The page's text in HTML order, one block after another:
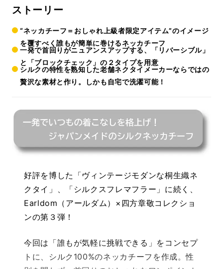
ストーリー
“ネッカチーフ＝おしゃれ上級者限定アイテム”のイメージ
を覆すべく誰もが簡単に巻けるネッカチーフ
一発で首回りがニュアンスアップする、「リバーシブル」
と「ブロックチェック」の２タイプを用意
シルクの特性を熟知した老舗ネクタイメーカーならではの
贅沢な素材と作り。しかも自宅で洗濯可能！
好評を博した「ヴィンテージモダンな桐生織ネ
クタイ」、「シルクスフレマフラー」に続く、
Earldom（アールダム）×四方章敬コレクショ
ンの第３弾！
今回は「誰もが気軽に挑戦できる」をコンセプ
トに、シルク100%のネッカチーフを作成。性